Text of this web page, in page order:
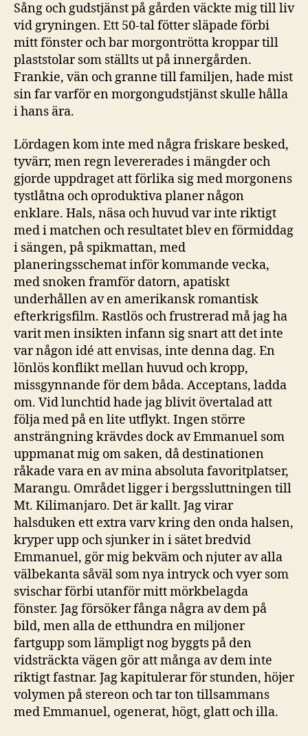
Sång och gudstjänst på gården väckte mig till liv
vid gryningen. Ett 50-tal fötter släpade förbi
mitt fönster och bar morgontrötta kroppar till
plaststolar som ställts ut på innergården.
Frankie, vän och granne till familjen, hade mist
sin far varför en morgongudstjänst skulle hålla
i hans ära.
Lördagen kom inte med några friskare besked,
tyvärr, men regn levererades i mängder och
gjorde uppdraget att förlika sig med morgonens
tystlåtna och oproduktiva planer någon
enklare. Hals, näsa och huvud var inte riktigt
med i matchen och resultatet blev en förmiddag
i sängen, på spikmattan, med
planeringsschemat inför kommande vecka,
med snoken framför datorn, apatiskt
underhållen av en amerikansk romantisk
efterkrigsfilm. Rastlös och frustrerad må jag ha
varit men insikten infann sig snart att det inte
var någon idé att envisas, inte denna dag. En
lönlös konflikt mellan huvud och kropp,
missgynnande för dem båda. Acceptans, ladda
om. Vid lunchtid hade jag blivit övertalad att
följa med på en lite utflykt. Ingen större
ansträngning krävdes dock av Emmanuel som
uppmanat mig om saken, då destinationen
råkade vara en av mina absoluta favoritplatser,
Marangu. Området ligger i bergssluttningen till
Mt. Kilimanjaro. Det är kallt. Jag virar
halsduken ett extra varv kring den onda halsen,
kryper upp och sjunker in i sätet bredvid
Emmanuel, gör mig bekväm och njuter av alla
välbekanta såväl som nya intryck och vyer som
svischar förbi utanför mitt mörkbelagda
fönster. Jag försöker fånga några av dem på
bild, men alla de etthundra en miljoner
fartgupp som lämpligt nog byggts på den
vidsträckta vägen gör att många av dem inte
riktigt fastnar. Jag kapitulerar för stunden, höjer
volymen på stereon och tar ton tillsammans
med Emmanuel, ogenerat, högt, glatt och illa.